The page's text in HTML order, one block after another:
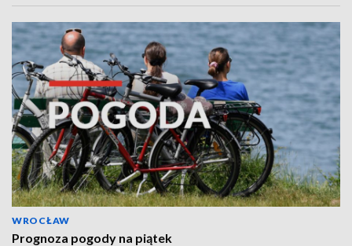
WROCŁAW
Prognoza pogody na piątek